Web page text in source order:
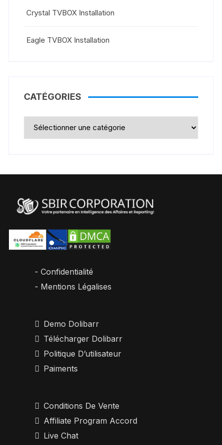
Crystal TVBOX Installation
Eagle TVBOX Installation
CATÉGORIES
- Confidentialité
- Mentions Légalises
Demo Dolibarr
Télécharger Dolibarr
Politique D’utilisateur
Paiments
Conditions De Vente
Affiliate Program Accord
Live Chat